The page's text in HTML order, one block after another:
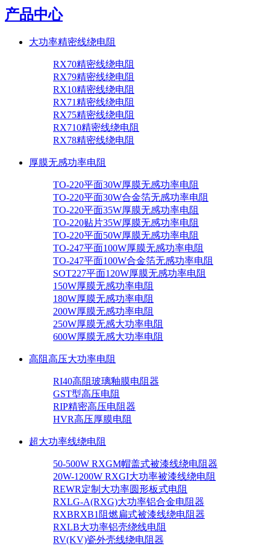
产品中心
大功率精密线绕电阻
RX70精密线绕电阻
RX79精密线绕电阻
RX10精密线绕电阻
RX71精密线绕电阻
RX75精密线绕电阻
RX710精密线绕电阻
RX78精密线绕电阻
厚膜无感功率电阻
TO-220平面30W厚膜无感功率电阻
TO-220平面30W合金箔无感功率电阻
TO-220平面35W厚膜无感功率电阻
TO-220贴片35W厚膜无感功率电阻
TO-220平面50W厚膜无感功率电阻
TO-247平面100W厚膜无感功率电阻
TO-247平面100W合金箔无感功率电阻
SOT227平面120W厚膜无感功率电阻
150W厚膜无感功率电阻
180W厚膜无感功率电阻
200W厚膜无感功率电阻
250W厚膜无感大功率电阻
600W厚膜无感大功率电阻
高阻高压大功率电阻
RI40高阻玻璃釉膜电阻器
GST型高压电阻
RIP精密高压电阻器
HVR高压厚膜电阻
超大功率线绕电阻
50-500W RXGM帽盖式被漆线绕电阻器
20W-1200W RXGI大功率被漆线绕电阻
REWR定制大功率圆形板式电阻
RXLG-A(RXG)大功率铝合金电阻器
RXBRXB1阻燃扁式被漆线绕电阻器
RXLB大功率铝壳绕线电阻
RV(KV)瓷外壳线绕电阻器